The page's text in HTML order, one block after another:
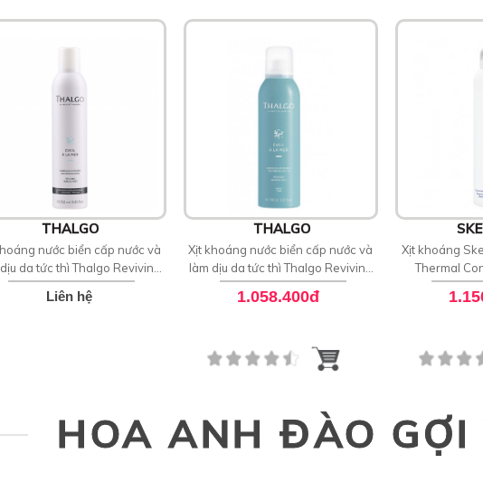
THALGO
nước biển cấp nước và
da tức thì Thalgo Reviving
Marine Mist 250ml
Liên hệ
THALGO
Xịt khoáng nước biển cấp nước và
làm dịu da tức thì Thalgo Reviving
Marine Mist
1.058.400đ
Xịt khoáng
Thermal
HOA ANH ĐÀO GỢI